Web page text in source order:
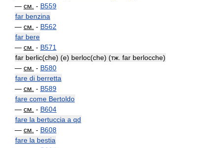
— см. - B559
far benzina
— см. - B562
far bere
— см. - B571
far berlic(che) (e) berloc(che) (тж. far berlocche)
— см. - B580
fare di berretta
— см. - B589
fare come Bertoldo
— см. - B604
fare la bertuccia a qd
— см. - B608
fare la bestia